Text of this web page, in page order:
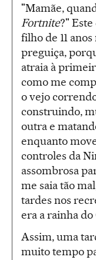
"Mamãe,
Fortnite?"
filho de 11
preguiça,
atraia à
como me
o vejo
construindo,
outra e
enquanto
controles da
assombrosa
me saia tão
tardes nos
era a rainha
Assim, uma
muito tempo